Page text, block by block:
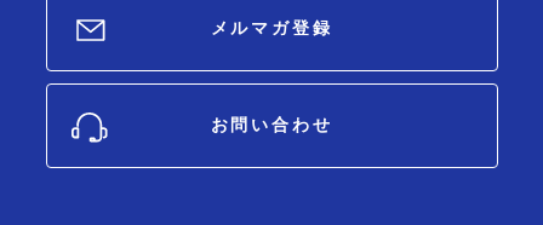
メルマガ登録
お問い合わせ